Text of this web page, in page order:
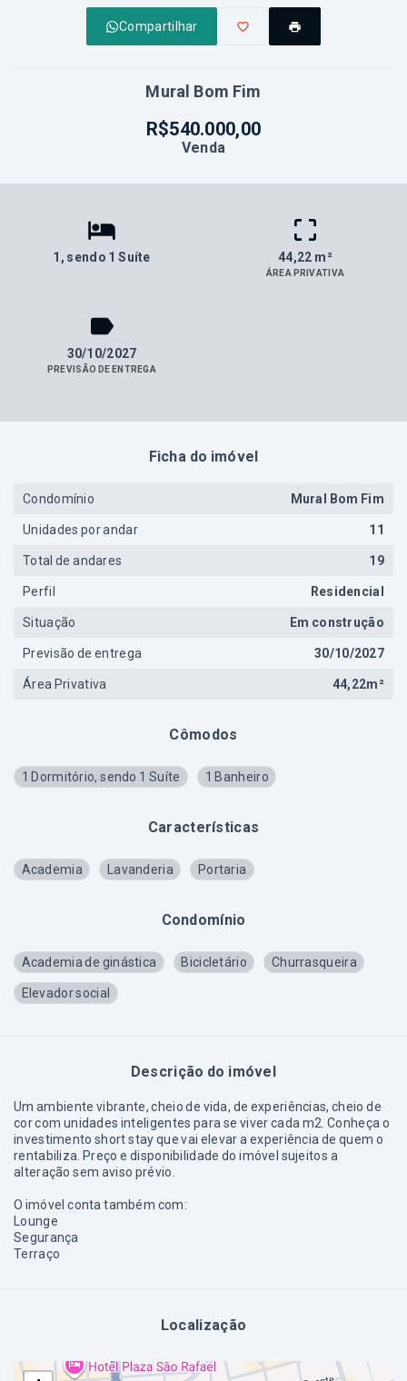
Compartilhar
Mural Bom Fim
R$540.000,00
Venda
1 , sendo 1 Suíte 44,22 m²
ÁREA PRIVATIVA
30/10/2027
PREVISÃO DE ENTREGA
Cômodos
1 Dormitório, sendo 1 Suíte 1 Banheiro
Características
Academia Lavanderia Portaria
Condomínio
Academia de ginástica Bicicletário Churrasqueira
Elevador social
Descrição do imóvel
Um ambiente vibrante, cheio de vida, de experiências, cheio de
cor com unidades inteligentes para se viver cada m2. Conheça o
investimento short stay que vai elevar a experiência de quem o
rentabiliza. Preço e disponibilidade do imóvel sujeitos a
alteração sem aviso prévio.
O imóvel conta também com:
Lounge
Segurança
Terraço
Localização
Ficha do imóvel
Condomínio Mural Bom Fim
Unidades por andar 11
Total de andares 19
Perfil Residencial
Situação Em construção
Previsão de entrega 30/10/2027
Área Privativa 44,22m²